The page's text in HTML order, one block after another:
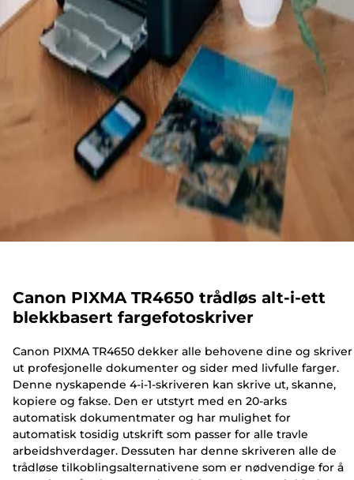
Canon PIXMA TR4650 trådløs alt-i-ett
blekkbasert fargefotoskriver
Canon PIXMA TR4650 dekker alle behovene dine og skriver
ut profesjonelle dokumenter og sider med livfulle farger.
Denne nyskapende 4-i-1-skriveren kan skrive ut, skanne,
kopiere og fakse. Den er utstyrt med en 20-arks
automatisk dokumentmater og har mulighet for
automatisk tosidig utskrift som passer for alle travle
arbeidshverdager. Dessuten har denne skriveren alle de
trådløse tilkoblingsalternativene som er nødvendige for å